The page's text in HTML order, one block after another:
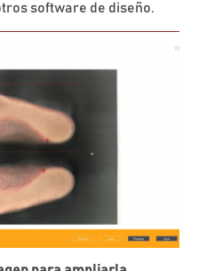
software de diseño.